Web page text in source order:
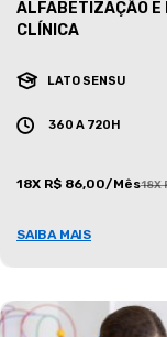
ALFABETIZAÇÃO E
CLÍNICA
LATO SENSU
360 A 720H
18X R$ 86,00/Mês18X
SAIBA MAIS